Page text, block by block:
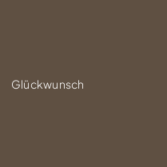
Glückwunsch